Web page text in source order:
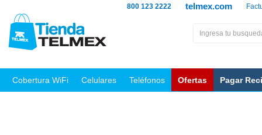
telmex.com
800 123 2222
Cobertura WiFi Celulares Teléfonos Ofertas Pagar